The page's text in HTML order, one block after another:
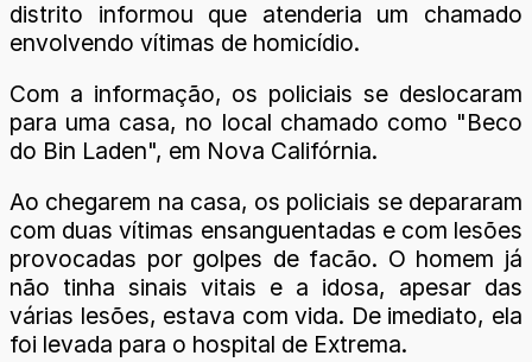
distrito informou que atenderia um chamado
envolvendo vítimas de homicídio.
Com a informação, os policiais se deslocaram
para uma casa, no local chamado como "Beco
do Bin Laden", em Nova Califórnia.
Ao chegarem na casa, os policiais se depararam
com duas vítimas ensanguentadas e com lesões
provocadas por golpes de facão. O homem já
não tinha sinais vitais e a idosa, apesar das
várias lesões, estava com vida. De imediato, ela
foi levada para o hospital de Extrema.